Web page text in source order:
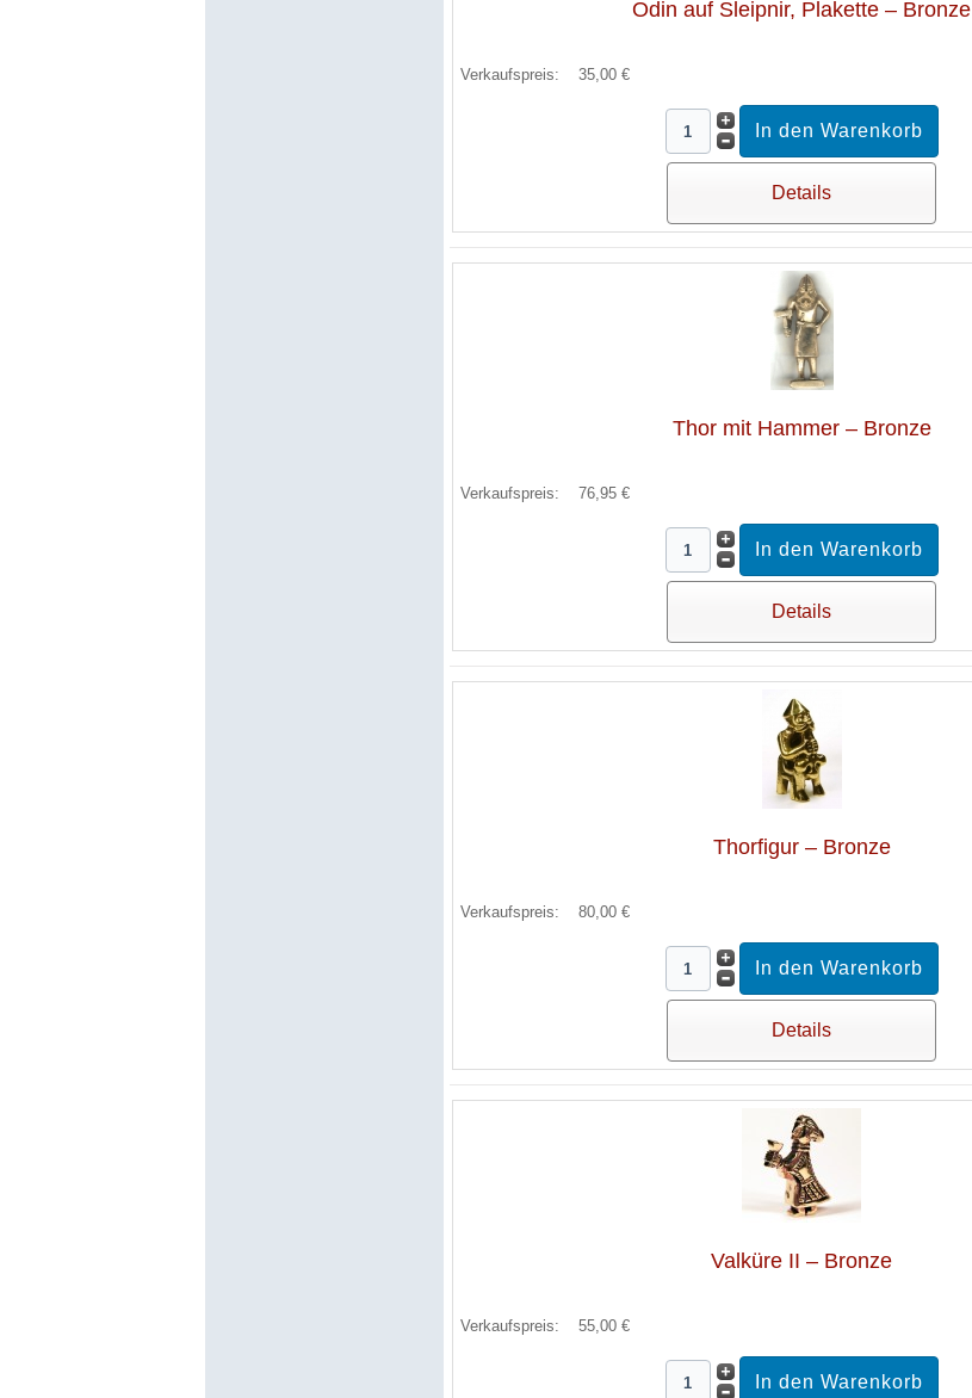
Odin auf Sleipnir, Plakette – Bronze
Verkaufspreis: 35,00 €
Details
Thor mit Hammer – Bronze
Verkaufspreis: 76,95 €
Details
Thorfigur – Bronze
Verkaufspreis: 80,00 €
Details
Valküre II – Bronze
Verkaufspreis: 55,00 €